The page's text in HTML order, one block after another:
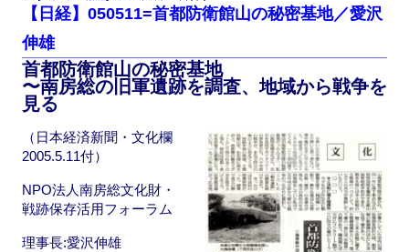
e
b
o
o
k
o
d
o
【日経】050511=首都防衛館山の秘密基地／愛沢
伸雄
首都防衛館山の秘密基地
〜南房総の旧軍遺跡を調査、地域から戦争を
見る
（日本経済新聞・文化欄
2005.5.11付）
NPO法人南房総文化財・
戦跡保存活用フォーラム
理事長:愛沢伸雄